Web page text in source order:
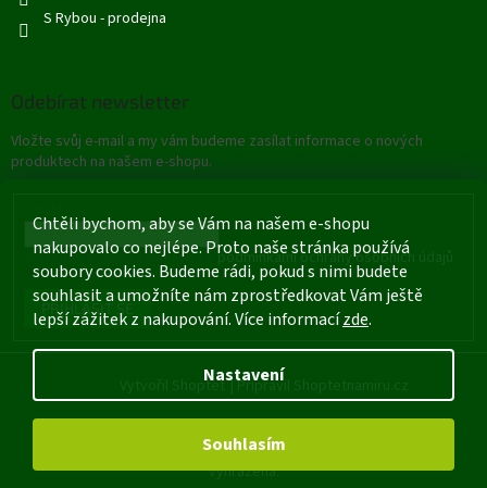
Chtěli bychom, aby se Vám na našem e-shopu
nakupovalo co nejlépe. Proto naše stránka používá
soubory cookies. Budeme rádi, pokud s nimi budete
souhlasit a umožníte nám zprostředkovat Vám ještě
lepší zážitek z nakupování. Více informacízde.
Nastavení
Souhlasím
S Rybou - prodejna
Odebírat newsletter
Vložte svůj e-mail a my vám budeme zasílat informace o nových
produktech na našem e-shopu.
Vložením e-mailu souhlasíte s podmínkami ochrany osobních údajů
PŘIHLÁSIT SE
Vytvořil Shoptet |Připravil Shoptetnamiru.cz
Rybářské potřeby - Štětí
vyhrazena.